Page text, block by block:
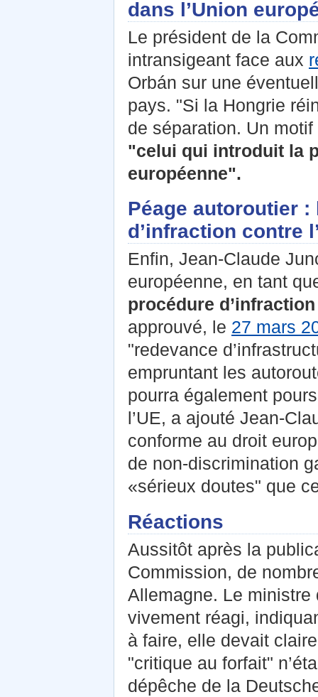
dans l’Union
Le président de la
intransigeant face aux
Orbán sur une
pays. "Si la Hongrie
de séparation. Un
"celui qui introduit la
européenne".
Péage autoroutier
d’infraction contre
Enfin, Jean-Claude
européenne, en tant
procédure
approuvé, le 27 mars
"redevance
empruntant les
pourra également
l’UE, a ajouté Jean-
conforme au droit
de non-discrimination
«sérieux doutes" que
Réactions
Aussitôt après la
Commission, de
Allemagne. Le
vivement réagi,
à faire, elle devait
"critique au forfait"
dépêche de la